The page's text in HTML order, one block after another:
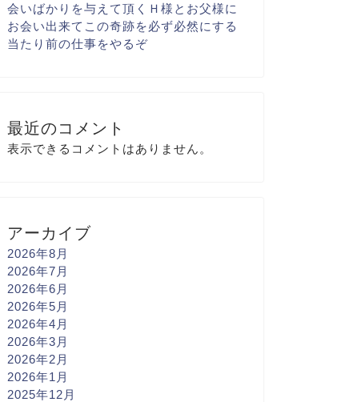
会いばかりを与えて頂く Ｈ様とお父様に
お会い出来て この奇跡を必ず必然にする
当たり前の仕事をやるぞ
最近のコメント
表示できるコメントはありません。
アーカイブ
2026年8月
2026年7月
2026年6月
2026年5月
2026年4月
2026年3月
2026年2月
2026年1月
2025年12月